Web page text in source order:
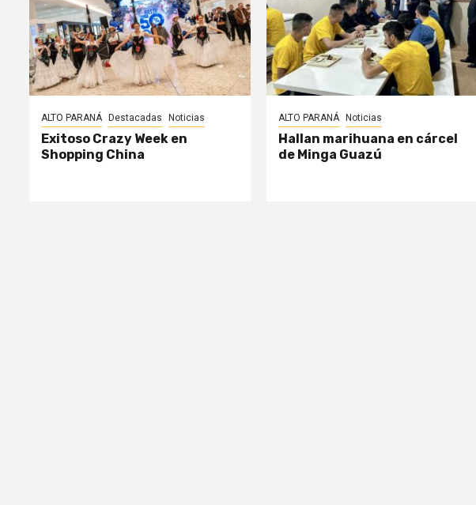
ALTO PARANÁ Destacadas Noticias
Exitoso Crazy Week en
Shopping China
ALTO PARANÁ Noticias
Hallan marihuana en cárcel
de Minga Guazú